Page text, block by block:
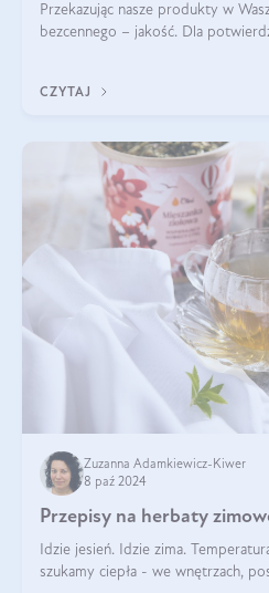
Przekazując nasze produkty w
bezcennego – jakość. Dla
CZYTAJ
Zuzanna Adamkiewicz-Kiwer
8 paź 2024
Przepisy na herbaty
Idzie jesień. Idzie zima.
szukamy ciepła - we wnętrzach,